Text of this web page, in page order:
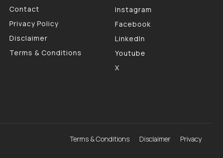
Contact
Privacy Policy
Disclaimer
Terms & Conditions
Instagram
Facebook
LinkedIn
Youtube
X
Terms & Conditions Disclaimer Privacy